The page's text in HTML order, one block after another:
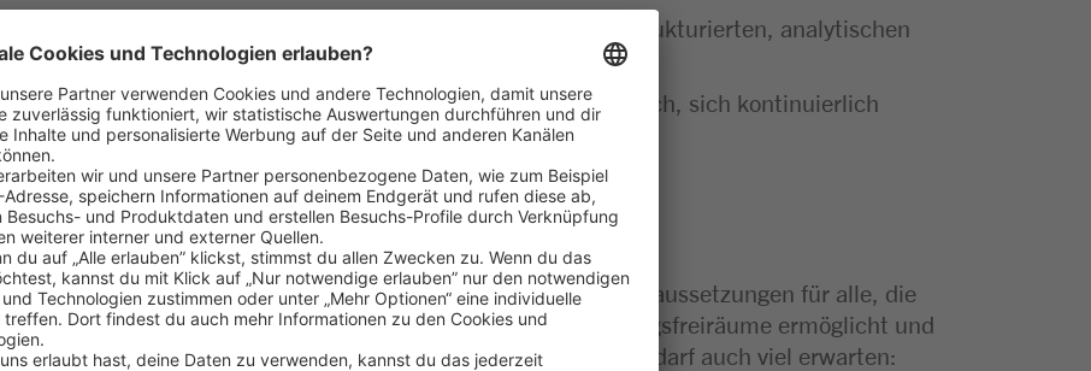
PowerPoint- und Excel-Kenntnisse, verbunden mit einer strukturierten, analytischen
Arbeitsweise.
für neue Themen und Projektkonstellationen sowie der Anspruch, sich kontinuierlich
und Touristikkonzerne Europas, bietet einzigartige Voraussetzungen für alle, die
Arbeitgeber, der dir Vertrauen schenkt, Gestaltungsfreiräume ermöglicht und
frische Ideen fördert. Wer bei uns arbeitet und viel bewegt, darf auch viel erwarten: